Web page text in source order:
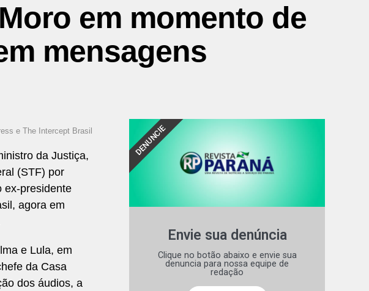
em momento de
mensagens
e The Intercept Brasil
da Justiça,
(STF) por
ex-presidente
agora em
e Lula, em
da Casa
dos áudios, a
Envie sua denúncia
Clique no botão abaixo e envie sua
denuncia para nossa equipe de
redação
DENUNCIE